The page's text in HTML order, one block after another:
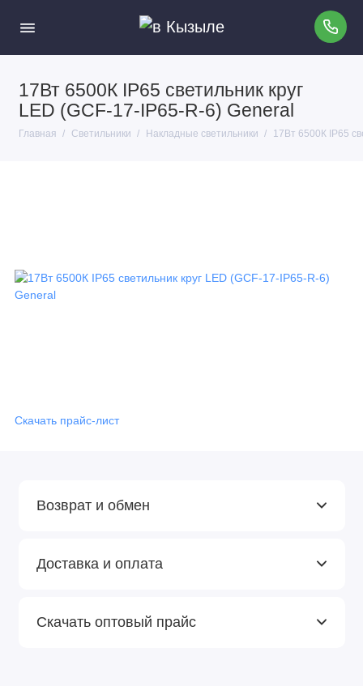
17Вт 6500К IP65 светильник круг
LED (GCF-17-IP65-R-6) General
Главная Светильники Накладные светильники 17Вт 6500К IP65
Скачать прайс-лист
Возврат и обмен
Доставка и оплата
Скачать оптовый прайс